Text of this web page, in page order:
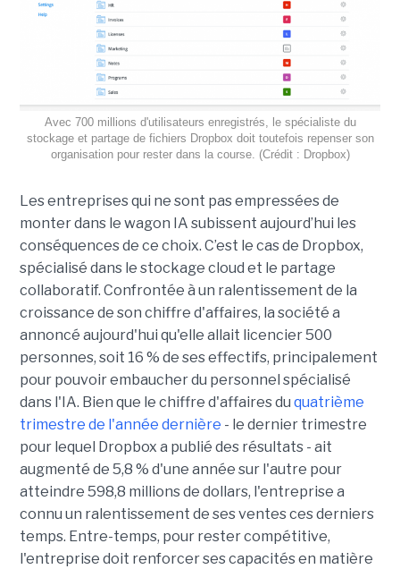
Avec 700 millions d'utilisateurs enregistrés, le spécialiste du
stockage et partage de fichiers Dropbox doit toutefois repenser son
organisation pour rester dans la course. (Crédit : Dropbox)
Les entreprises qui ne sont pas empressées de
monter dans le wagon IA subissent aujourd’hui les
conséquences de ce choix. C’est le cas de Dropbox,
spécialisé dans le stockage cloud et le partage
collaboratif. Confrontée à un ralentissement de la
croissance de son chiffre d'affaires, la société a
annoncé aujourd'hui qu'elle allait licencier 500
personnes, soit 16 % de ses effectifs, principalement
pour pouvoir embaucher du personnel spécialisé
dans l'IA. Bien que le chiffre d'affaires du quatrième
trimestre de l'année dernière - le dernier trimestre
pour lequel Dropbox a publié des résultats - ait
augmenté de 5,8 % d'une année sur l'autre pour
atteindre 598,8 millions de dollars, l'entreprise a
connu un ralentissement de ses ventes ces derniers
temps. Entre-temps, pour rester compétitive,
l'entreprise doit renforcer ses capacités en matière